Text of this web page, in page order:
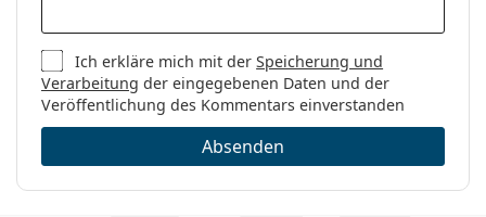
Ich erkläre mich mit derSpeicherung und
Verarbeitung der eingegebenen Daten und der
Veröffentlichung des Kommentars einverstanden
Absenden